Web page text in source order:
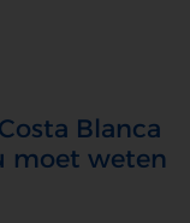
Blanca
moet weten